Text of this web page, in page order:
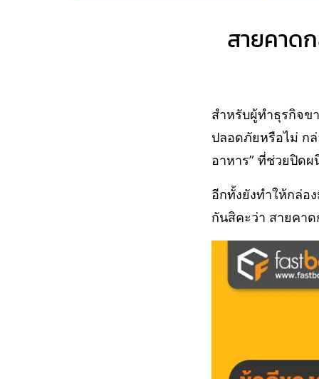
สายคาด
สำหรับผู้ทำธุรกิจข
ปลอดภัยหรือไม่ กล่
อาหาร” ที่ช่วยปิด
อีกทั้งยังทำให้กล่อ
กันสิคะว่า สายคา